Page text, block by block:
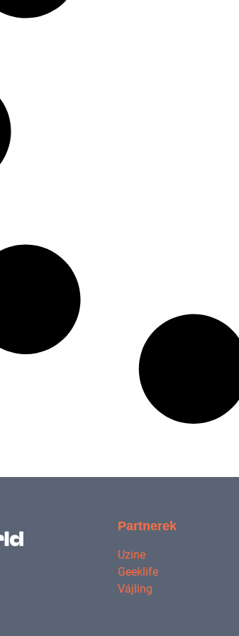
Partnerek
Uzine
Geeklife
Vájling